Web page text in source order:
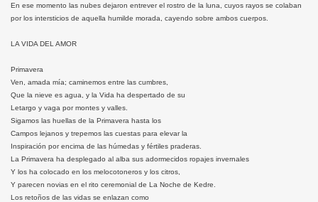
En ese momento las nubes dejaron entrever el rostro de la luna, cuyos rayos se colaban
por los intersticios de aquella humilde morada, cayendo sobre ambos cuerpos.
LA VIDA DEL AMOR
Primavera
Ven, amada mía; caminemos entre las cumbres,
Que la nieve es agua, y la Vida ha despertado de su
Letargo y vaga por montes y valles.
Sigamos las huellas de la Primavera hasta los
Campos lejanos y trepemos las cuestas para elevar la
Inspiración por encima de las húmedas y fértiles praderas.
La Primavera ha desplegado al alba sus adormecidos ropajes invernales
Y los ha colocado en los melocotoneros y los citros,
Y parecen novias en el rito ceremonial de La Noche de Kedre.
Los retoños de las vidas se enlazan como